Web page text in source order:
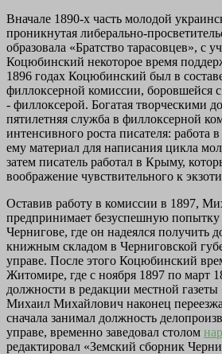
Вначале 1890-х часть молодой
проникнутая либерально-
образовала «Братство тарасовцев», с
Коцюбинский некоторое время
1896 годах Коцюбинский был в
филлоксерной комиссии, боровшейся
- филлоксерой. Богатая творческими
пятилетняя служба в филлоксерной
интенсивного роста писателя: работа
ему материал для написания цикла
затем писатель работал в Крыму,
воображение чувствительного к
Оставив работу в комиссии в 1897,
предпринимает безуспешную попытку
Чернигове, где он надеялся получить
книжным складом в Черниговской
управе. После этого Коцюбинский
Житомире, где с ноября 1897 по март
должности в редакции местной
Михаил Михайлович наконец
сначала занимал должность
управе, временно заведовал столом
редактировал «Земский сборник